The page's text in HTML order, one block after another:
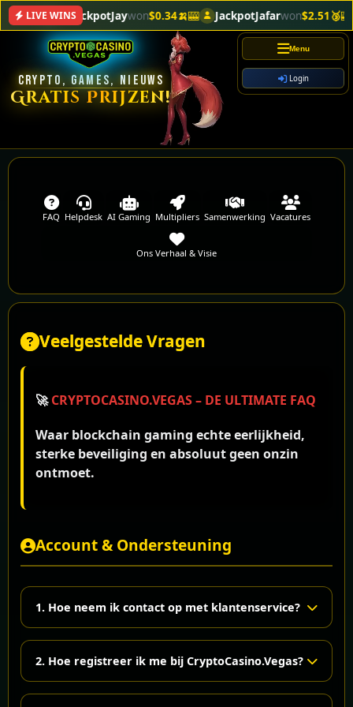
LIVE WINSJackpotJaywon$0.34🍌🎰 JackpotJafarwon$2.51🥉 🎰
CRYPTO, GAMES, NIEUWS
Gratis Prijzen!
Menu
Login
FAQ Helpdesk AI Gaming Multipliers Samenwerking Vacatures
Ons Verhaal & Visie
Veelgestelde Vragen
🚀CRYPTOCASINO.VEGAS – DE ULTIMATE FAQ
Waar blockchain gaming echte eerlijkheid,
sterke beveiliging en absoluut geen onzin
ontmoet.
Account & Ondersteuning
1. Hoe neem ik contact op met klantenservice?
commandocentrum voor alle
ondersteuningsbehoeften:
2. Hoe registreer ik me bij CryptoCasino.Vegas?